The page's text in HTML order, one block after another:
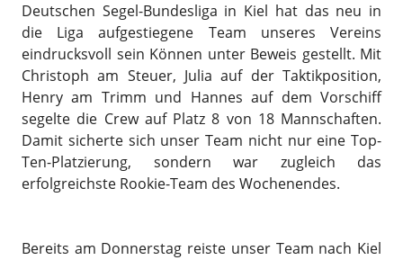
Deutschen Segel-Bundesliga in Kiel hat das neu in
die Liga aufgestiegene Team unseres Vereins
eindrucksvoll sein Können unter Beweis gestellt. Mit
Christoph am Steuer, Julia auf der Taktikposition,
Henry am Trimm und Hannes auf dem Vorschiff
segelte die Crew auf Platz 8 von 18 Mannschaften.
Damit sicherte sich unser Team nicht nur eine Top-
Ten-Platzierung, sondern war zugleich das
erfolgreichste Rookie-Team des Wochenendes.
Bereits am Donnerstag reiste unser Team nach Kiel